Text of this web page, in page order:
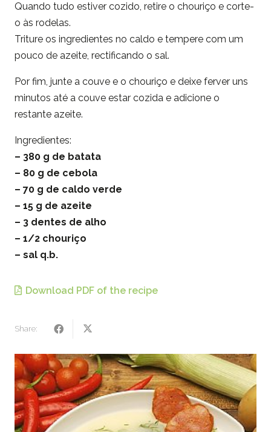
Quando tudo estiver cozido, retire o chouriço e corte-
o às rodelas.
Triture os ingredientes no caldo e tempere com um
pouco de azeite, rectificando o sal.
Por fim, junte a couve e o chouriço e deixe ferver uns
minutos até a couve estar cozida e adicione o
restante azeite.
Ingredientes:
– 380 g de batata
– 80 g de cebola
– 70 g de caldo verde
– 15 g de azeite
– 3 dentes de alho
– 1/2 chouriço
– sal q.b.
Download PDF of the recipe
Share: